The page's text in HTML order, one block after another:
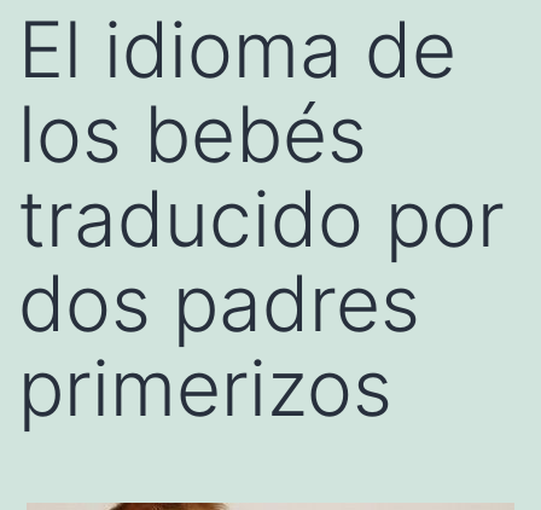
El idioma de
los bebés
traducido por
dos padres
primerizos